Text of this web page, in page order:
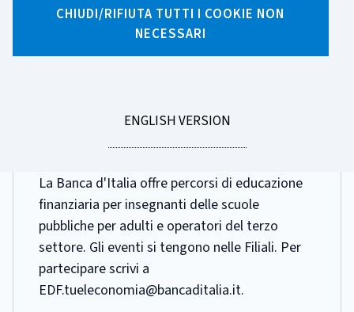
CHIUDI/RIFIUTA TUTTI I COOKIE NON
NECESSARI
GO
ENGLISH VERSION
6 risultati di ricerca per tag "Migranti"
PUBBLICAZIONE:
29 APRILE 2025
Collaborazioni ed eventi
La Banca d'Italia offre percorsi di educazione
finanziaria per insegnanti delle scuole
pubbliche per adulti e operatori del terzo
settore. Gli eventi si tengono nelle Filiali. Per
partecipare scrivi a
EDF.tueleconomia@bancaditalia.it.